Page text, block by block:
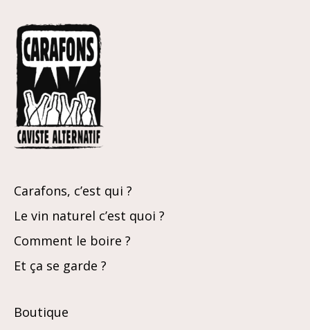
Carafons, c’est qui ?
Le vin naturel c’est quoi ?
Comment le boire ?
Et ça se garde ?
Boutique